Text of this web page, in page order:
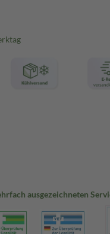
ausgezeichneten